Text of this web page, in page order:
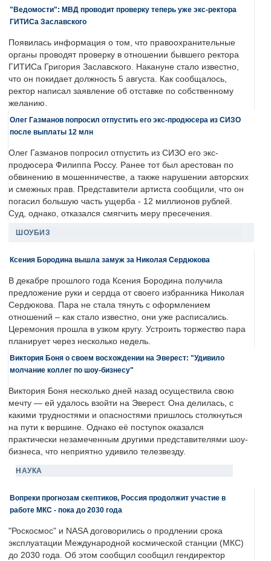
"Ведомости": МВД проводит проверку теперь уже экс-ректора
ГИТИСа Заславского
Появилась информация о том, что правоохранительные
органы проводят проверку в отношении бывшего ректора
ГИТИСа Григория Заславского. Накануне стало известно,
что он покидает должность 5 августа. Как сообщалось,
ректор написал заявление об отставке по собственному
желанию.
Олег Газманов попросил отпустить его экс-продюсера из СИЗО
после выплаты 12 млн
Олег Газманов попросил отпустить из СИЗО его экс-
продюсера Филиппа Россу. Ранее тот был арестован по
обвинению в мошенничестве, а также нарушении авторских
и смежных прав. Представители артиста сообщили, что он
погасил большую часть ущерба - 12 миллионов рублей.
Суд, однако, отказался смягчить меру пресечения.
ШОУБИЗ
Ксения Бородина вышла замуж за Николая Сердюкова
В декабре прошлого года Ксения Бородина получила
предложение руки и сердца от своего избранника Николая
Сердюкова. Пара не стала тянуть с оформлением
отношений – как стало известно, они уже расписались.
Церемония прошла в узком кругу. Устроить торжество пара
планирует через несколько недель.
Виктория Боня о своем восхождении на Эверест: "Удивило
молчание коллег по шоу-бизнесу"
Виктория Боня несколько дней назад осуществила свою
мечту — ей удалось взойти на Эверест. Она делилась, с
какими трудностями и опасностями пришлось столкнуться
на пути к вершине. Однако её поступок оказался
практически незамеченным другими представителями шоу-
бизнеса, что неприятно удивило телезвезду.
НАУКА
Вопреки прогнозам скептиков, Россия продолжит участие в
работе МКС - пока до 2030 года
"Роскосмос" и NASA договорились о продлении срока
эксплуатации Международной космической станции (МКС)
до 2030 года. Об этом сообщил сообщил гендиректор